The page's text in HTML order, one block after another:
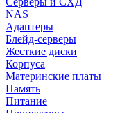
NAS
Адаптеры
Блейд-серверы
Жесткие диски
Корпуса
Материнские платы
Память
Питание